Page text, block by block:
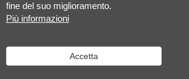
fine del suo miglioramento.
Più informazioni
Accetta